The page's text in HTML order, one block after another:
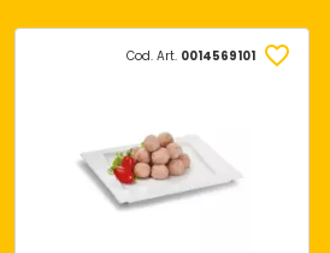
Cod. Art. 0014569101